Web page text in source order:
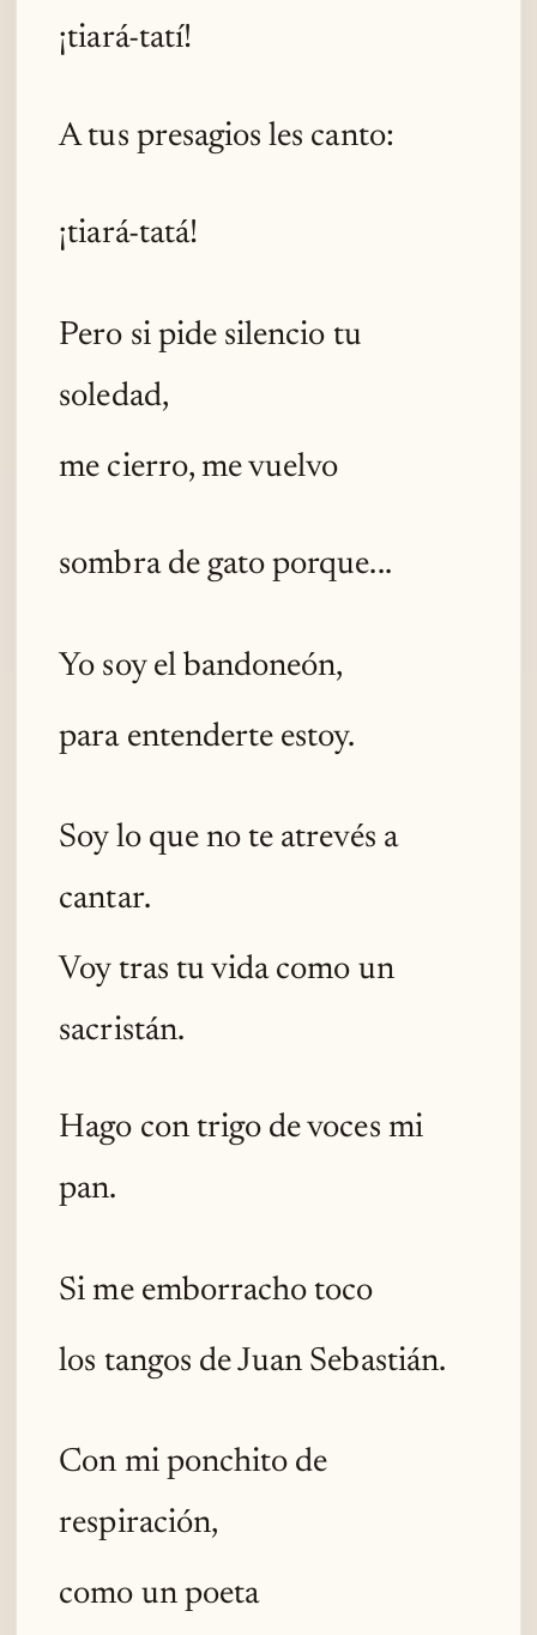
¡tiará-tatí!
A tus presagios les canto:
¡tiará-tatá!
Pero si pide silencio tu
soledad,
me cierro, me vuelvo
sombra de gato porque...
Yo soy el bandoneón,
para entenderte estoy.
Soy lo que no te atrevés a
cantar.
Voy tras tu vida como un
sacristán.
Hago con trigo de voces mi
pan.
Si me emborracho toco
los tangos de Juan Sebastián.
Con mi ponchito de
respiración,
como un poeta